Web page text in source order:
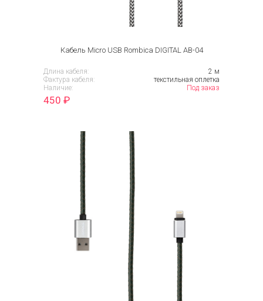
Кабель Micro USB Rombica DIGITAL AB-04
Длина кабеля:
2 м
Фактура кабеля:
текстильная оплетка
Наличие:
Под заказ
450 ₽